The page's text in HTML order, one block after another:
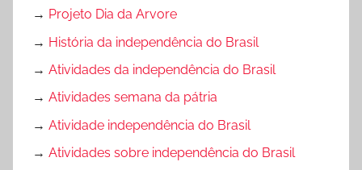
→ Projeto Dia da Arvore
→ História da independência do Brasil
→ Atividades da independência do Brasil
→ Atividades semana da pátria
→ Atividade independência do Brasil
→ Atividades sobre independência do Brasil